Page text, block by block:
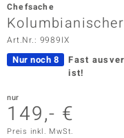
Vogue
Chefsache
Art.Nr.: 9989IX
Nur noch 8 Fast
ist!
nur
149,- €
Preis inkl. MwSt.